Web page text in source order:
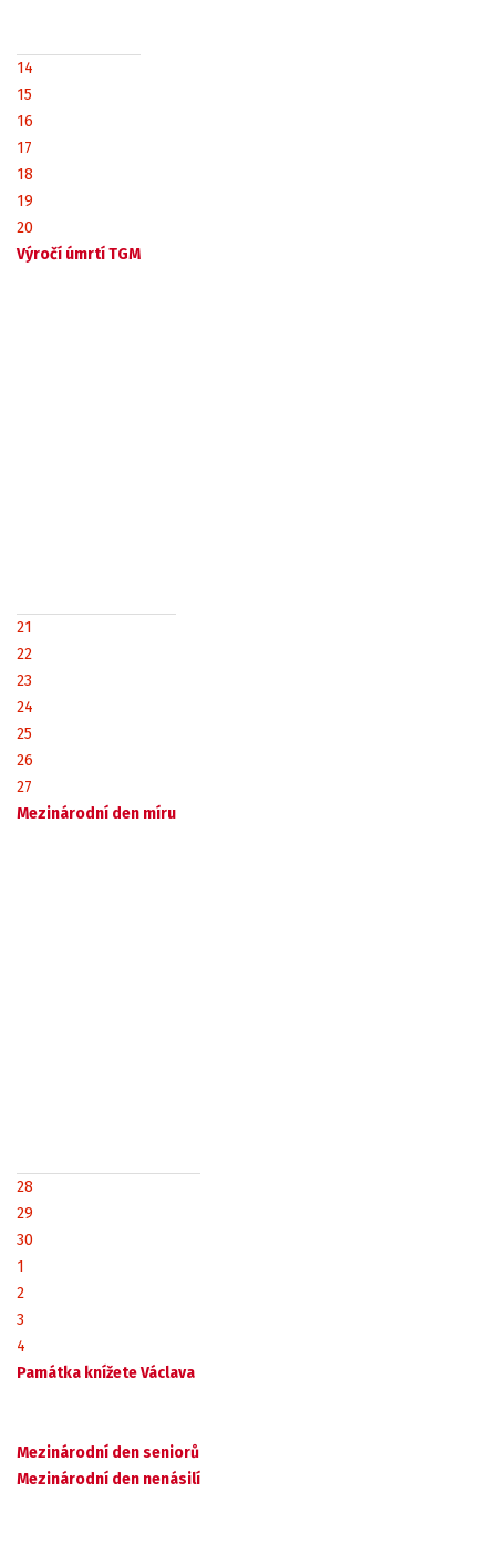
14
15
16
17
18
19
20
Výročí úmrtí TGM
21
22
23
24
25
26
27
Mezinárodní den míru
28
29
30
1
2
3
4
Památka knížete Václava
Mezinárodní den seniorů
Mezinárodní den nenásilí